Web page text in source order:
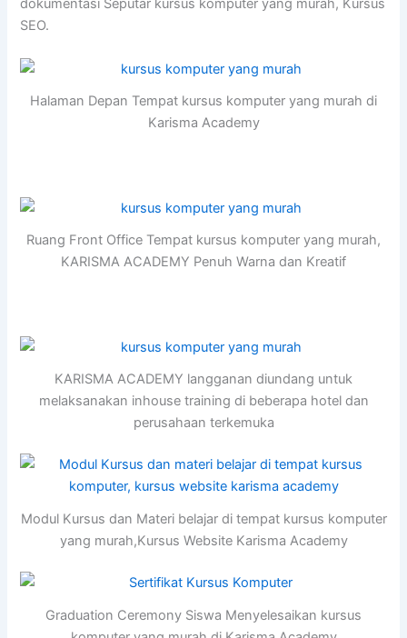
dokumentasi Seputar kursus komputer yang murah, Kursus
SEO.
Halaman Depan Tempat kursus komputer yang murah di
Karisma Academy
Ruang Front Office Tempat kursus komputer yang murah,
KARISMA ACADEMY Penuh Warna dan Kreatif
KARISMA ACADEMY langganan diundang untuk
melaksanakan inhouse training di beberapa hotel dan
perusahaan terkemuka
Modul Kursus dan Materi belajar di tempat kursus komputer
yang murah,Kursus Website Karisma Academy
Graduation Ceremony Siswa Menyelesaikan kursus